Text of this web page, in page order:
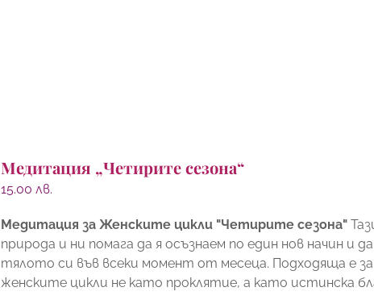
Медитация „Четирите сезона“
15.00лв.
Медитация за Женските цикли "Четирите сезона"
природа и ни помага да я осъзнаем по един нов начин
тялото си във всеки момент от месеца. Подходяща е
женските цикли не като проклятие, а като истинска